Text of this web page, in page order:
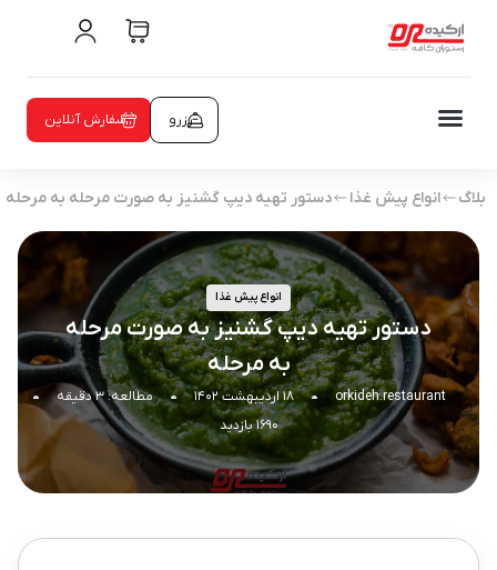
سفارش آنلاین رزرو
بلاگ انواع پیش غذا دستور تهیه دیپ گشنیز به صورت مرحله به مرحله
انواع پیش غذا
دستور تهیه دیپ گشنیز به صورت مرحله
به مرحله
orkideh.restaurant ۱۸ اردیبهشت ۱۴۰۲
مطالعه: ۳ دقیقه
۱۶۹۰ بازدید